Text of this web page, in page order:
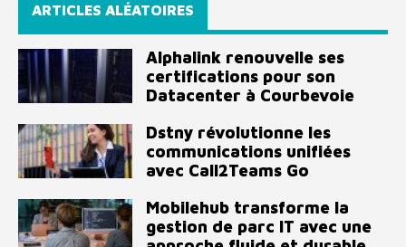
ARTICLES ALÉATOIRES
Alphalink renouvelle ses
certifications pour son
Datacenter à Courbevoie
Dstny révolutionne les
communications unifiées
avec Call2Teams Go
Mobilehub transforme la
gestion de parc IT avec une